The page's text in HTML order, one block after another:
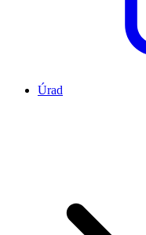
Úrad